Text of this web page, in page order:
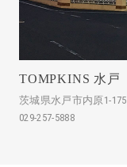
TOMPKINS 水戸
茨城県水戸市内原1-175
029-257-5888